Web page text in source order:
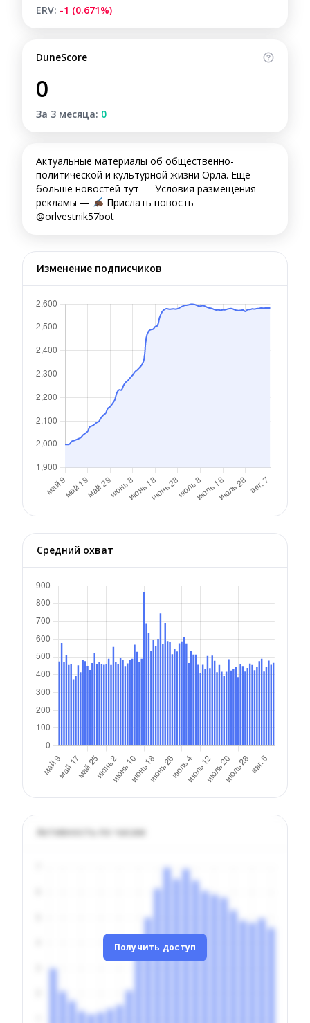
ERV: -1 (0.671%)
DuneScore
0
За 3 месяца: 0
Актуальные материалы об общественно-
политической и культурной жизни Орла. Еще
больше новостей тут — Условия размещения
рекламы —
Прислать новость
@orlvestnik57bot
Изменение подписчиков
Средний охват
Активность по часам
Получить доступ